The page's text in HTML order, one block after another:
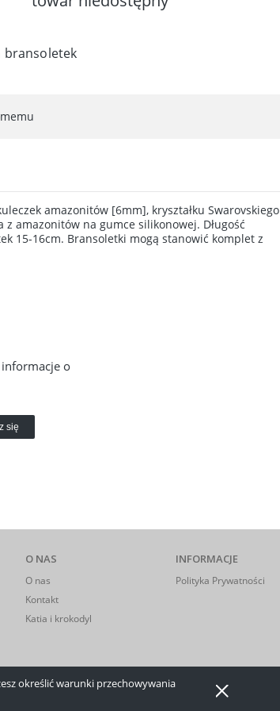
określić warunki przechowywania
bransoletek
amazonitów [6mm], kryształku Swarovskiego
amazonitów na gumce silikonowej. Długość
15-16cm. Bransoletki mogą stanowić komplet z
o
się
O NAS
O nas
Kontakt
Katia i krokodyl
INFORMACJE
Polityka Prywatności